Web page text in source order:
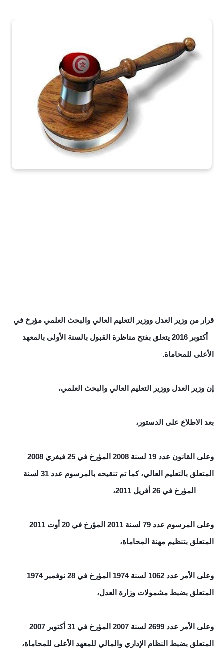
قرار من وزير العدل ووزير التعليم العالي والبحث العلمي مؤرخ في
3 أكتوبر 2016 يتعلق بفتح مناظرة القبول بالسنة الأولى بالمعهد
الأعلى للمحاماة.
إن وزير العدل ووزير التعليم العالي والبحث العلمي،
بعد الاطلاع على الدستور،
وعلى القانون عدد 19 لسنة 2008 المؤرخ في 25 فيفري 2008
المتعلق بالتعليم العالي، كما تم تنقيحه بالمرسوم عدد 31 لسنة
وعلى المرسوم عدد 79 لسنة 2011 المؤرخ في 20 أوت 2011
المتعلق بتنظيم مهنة المحاماة،
وعلى الأمر عدد 1062 لسنة 1974 المؤرخ في 28 نوفمبر 1974
المتعلق بضبط مشمولات وزارة العدل،
وعلى الأمر عدد 2699 لسنة 2007 المؤرخ في 31 أكتوبر 2007
المتعلق بضبط النظام الإداري والمالي للمعهد الأعلى للمحاماة،